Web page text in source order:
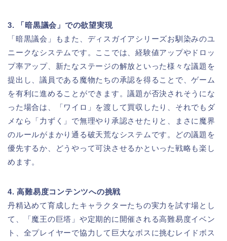
3. 「暗黒議会」での欲望実現
「暗黒議会」もまた、ディスガイアシリーズお馴染みのユ
ニークなシステムです。ここでは、経験値アップやドロッ
プ率アップ、新たなステージの解放といった様々な議題を
提出し、議員である魔物たちの承認を得ることで、ゲーム
を有利に進めることができます。議題が否決されそうにな
った場合は、「ワイロ」を渡して買収したり、それでもダ
メなら「力ずく」で無理やり承認させたりと、まさに魔界
のルールがまかり通る破天荒なシステムです。どの議題を
優先するか、どうやって可決させるかといった戦略も楽し
めます。
4. 高難易度コンテンツへの挑戦
丹精込めて育成したキャラクターたちの実力を試す場とし
て、「魔王の巨塔」や定期的に開催される高難易度イベン
ト、全プレイヤーで協力して巨大なボスに挑むレイドボス